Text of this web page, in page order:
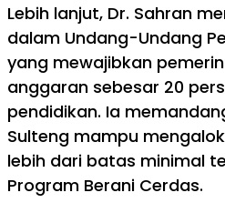
Lebih lanjut, Dr. Sahran
dalam Undang-Undang
yang mewajibkan
anggaran sebesar 20
pendidikan. Ia
Sulteng mampu
lebih dari batas minimal
Program Berani Cerdas.